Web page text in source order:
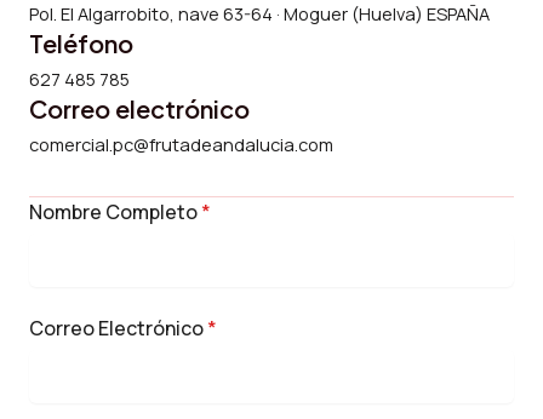
Pol. El Algarrobito, nave 63-64 · Moguer (Huelva) ESPAÑA
Teléfono
627 485 785
Correo electrónico
comercial.pc@frutadeandalucia.com
Nombre Completo*
Correo Electrónico*